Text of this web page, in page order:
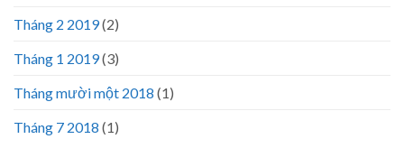
Tháng 2 2019(2)
Tháng 1 2019(3)
Tháng mười một 2018 (1)
Tháng 7 2018 (1)